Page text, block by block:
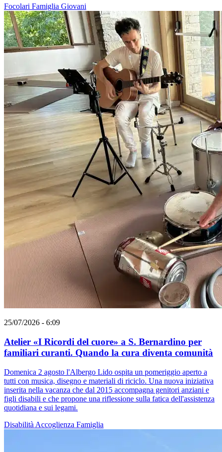
Focolari Famiglia Giovani
25/07/2026 - 6:09
Atelier «I Ricordi del cuore» a S. Bernardino per
familiari curanti. Quando la cura diventa comunità
Domenica 2 agosto l'Albergo Lido ospita un pomeriggio aperto a
tutti con musica, disegno e materiali di riciclo. Una nuova iniziativa
inserita nella vacanza che dal 2015 accompagna genitori anziani e
figli disabili e che propone una riflessione sulla fatica dell'assistenza
quotidiana e sui legami.
Disabilità Accoglienza Famiglia